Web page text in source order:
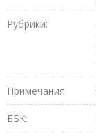
Рубрики:
Примечания:
ББК: